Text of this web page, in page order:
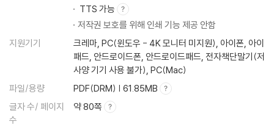
TTS 가능
저작권 보호를 위해 인쇄 기능 제공 안함
지원기기
크레마, PC(윈도우 - 4K 모니터 미지원), 아이폰, 아이
패드, 안드로이드폰, 안드로이드패드, 전자책단말기(저
사양 기기 사용 불가), PC(Mac)
파일/용량
PDF(DRM) | 61.85MB
글자 수/ 페이지
수
약 80쪽